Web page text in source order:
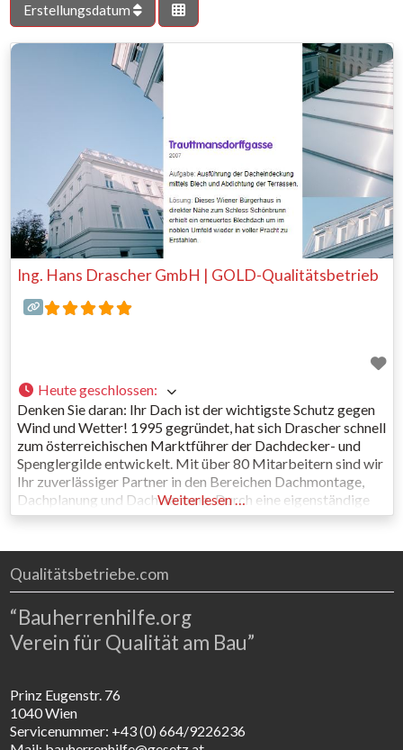
Erstellungsdatum
Ing. Hans Drascher GmbH | GOLD-Qualitätsbetrieb
Heute geschlossen:
Denken Sie daran: Ihr Dach ist der wichtigste Schutz gegen
Wind und Wetter! 1995 gegründet, hat sich Drascher schnell
zum österreichischen Marktführer der Dachdecker- und
Spenglergilde entwickelt. Mit über 80 Mitarbeitern sind wir
Ihr zuverlässiger Partner in den Bereichen Dachmontage,
Dachplanung und Dachwartung. Durch eine eigenständige
und zentrale Organisation aller Projekte können wir die
Weiterlesen …
Qualitätsbetriebe.com
“Bauherrenhilfe.org
Verein für Qualität am Bau”
Prinz Eugenstr. 76
1040 Wien
Servicenummer: +43 (0) 664/9226236